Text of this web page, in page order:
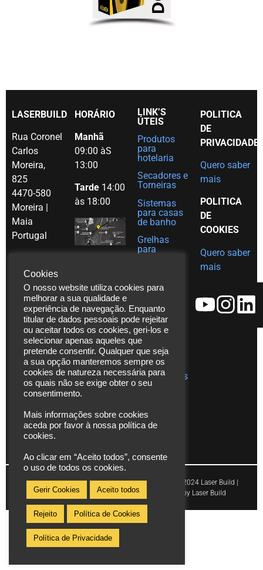
LASERBUILD
Rua Coronel
Carlos
Moreira,
825
4470-580
Moreira |
Maia
Portugal
229 480
271
Fax. (+351)
229 480
272
*chamada
para rede
fixa
nacional
area.electrica2000@gmail.com
HORÁRIO
Manhã
09:00 àS
13:00
Tarde 14:00
às 18:00
LINK’S
ÚTEIS
Produtos
para
hotelaria
Secadores e
Torneiras
Sistemas
para casas
de banho
Grelhas
para
Ajudas
técnicas
Catálogos
Vídeos
Assistência
Técnica
Publicações
POLITICA
DE
PRIVACIDADE
Quero saber
mais
POLITICA
DE
COOKIES
Quero saber
mais
Copyright © 2024 Laser Build |
Powered by Laser Build
Cookies
O nosso website utiliza cookies para
melhorar a sua qualidade e
experiência de navegação. Enquanto
titular de dados pessoais pode rejeitar
ou aceitar todos os cookies, geri-los e
selecionar apenas aqueles que
pretende consentir. Qualquer que seja
a sua opção manteremos sempre os
cookies de natureza necessária para
os quais não se exige obter o seu
consentimento.
Mais informações sobre cookies
aceda por favor à nossa política de
cookies.
Ao clicar em “Aceito todos”, consente
o uso de todos os cookies.
Gerir Cookies Aceito todos
Rejeito Política de Cookies
Política de Privacidade